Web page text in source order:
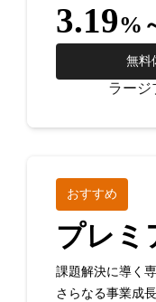
3.19%
無料
ラージ
おすすめ
プレミ
課題解決に導く
さらなる事業成